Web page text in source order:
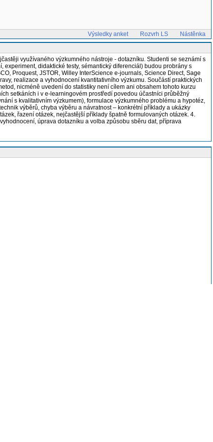
Výsledky anket Rozvrh LS
Nástěnka
využívaného výzkumného nástroje - dotazníku. Studenti se seznámí s
didaktické testy, sémantický diferenciál) budou probrány s
Proquest, JSTOR, Willey InterScience e-journals, Science Direct, Sage
realizace a vyhodnocení kvantitativního výzkumu. Součástí praktických
nicméně uvedení do statistiky není cílem ani obsahem tohoto kurzu
setkáních i v e-learningovém prostředí povedou účastníci průběžný
s kvalitativním výzkumem), formulace výzkumného problému a hypotéz,
výběrů, chyba výběru a návratnost – konkrétní příklady a ukázky
řazení otázek, nejčastější příklady špatně formulovaných otázek. 4.
úprava dotazníku a volba způsobu sběru dat, příprava